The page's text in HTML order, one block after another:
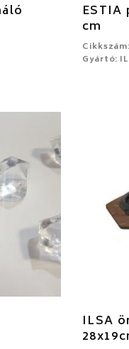
ESTIA
cm
Gyártó:
ILSA